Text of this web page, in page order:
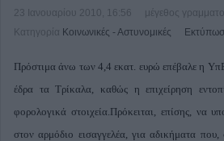
23 Ιανουαρίου 2010, 16:56
μέγεθος
Κατηγορία Κοινωνικές - Αστυνομικές
Πρόστιμα άνω των 4,4 εκατ. ευρώ επέβαλε η
έδρα τα Τρίκαλα, καθώς η επιχείρηση
φορολογικά στοιχεία.Πρόκειται, επίσης, να
στον αρμόδιο εισαγγελέα, για αδικήματα